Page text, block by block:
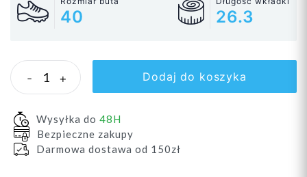
40 26.3
- + Dodaj do koszyka
Wysyłka do 48H
Bezpieczne zakupy
Darmowa dostawa od 150zł